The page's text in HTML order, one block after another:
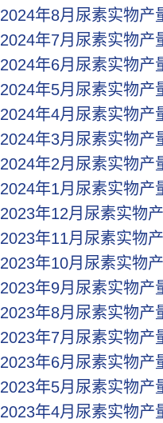
2024年8月尿素实物产
2024年7月尿素实物产
2024年6月尿素实物产
2024年5月尿素实物产
2024年4月尿素实物产
2024年3月尿素实物产
2024年2月尿素实物产
2024年1月尿素实物产
2023年12月尿素实物
2023年11月尿素实物
2023年10月尿素实物
2023年9月尿素实物产
2023年8月尿素实物产
2023年7月尿素实物产
2023年6月尿素实物产
2023年5月尿素实物产
2023年4月尿素实物产